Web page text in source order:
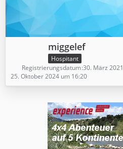
miggelef
Hospitant
Registrierungsdatum 30. März 2021
25. Oktober 2024 um 16:20